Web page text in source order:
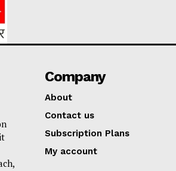
Company
About
Contact us
Subscription Plans
My account